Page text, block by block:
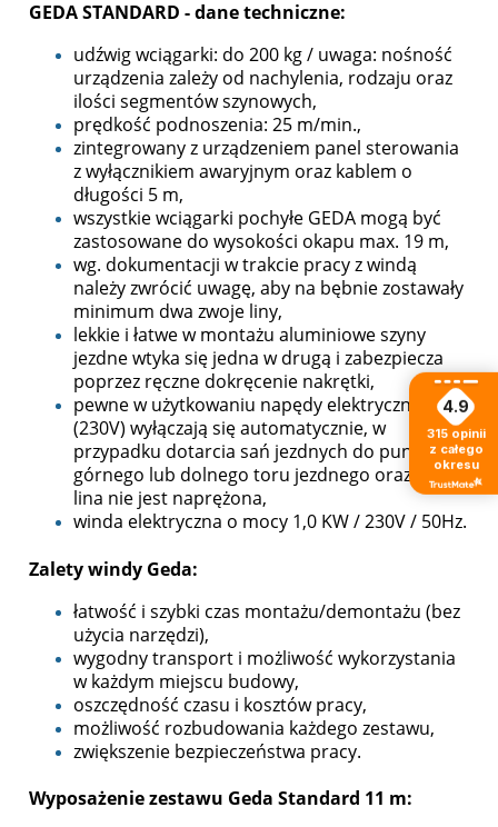
GEDA STANDARD - dane techniczne:
udźwig wciągarki: do 200 kg / uwaga: nośność
urządzenia zależy od nachylenia, rodzaju oraz
ilości segmentów szynowych,
prędkość podnoszenia: 25 m/min.,
zintegrowany z urządzeniem panel sterowania
z wyłącznikiem awaryjnym oraz kablem o
długości 5 m,
wszystkie wciągarki pochyłe GEDA mogą być
zastosowane do wysokości okapu max. 19 m,
wg. dokumentacji w trakcie pracy z windą
należy zwrócić uwagę, aby na bębnie zostawały
minimum dwa zwoje liny,
lekkie i łatwe w montażu aluminiowe szyny
jezdne wtyka się jedna w drugą i zabezpiecza
poprzez ręczne dokręcenie nakrętki,
pewne w użytkowaniu napędy elektryczne
(230V) wyłączają się automatycznie, w
przypadku dotarcia sań jezdnych do punktów
górnego lub dolnego toru jezdnego oraz gdy
lina nie jest naprężona,
winda elektryczna o mocy 1,0 KW / 230V / 50Hz.
Zalety windy Geda:
łatwość i szybki czas montażu/demontażu (bez
użycia narzędzi),
wygodny transport i możliwość wykorzystania
w każdym miejscu budowy,
oszczędność czasu i kosztów pracy,
możliwość rozbudowania każdego zestawu,
zwiększenie bezpieczeństwa pracy.
Wyposażenie zestawu Geda Standard 11 m:
4.9
315 opinii
z całego
okresu